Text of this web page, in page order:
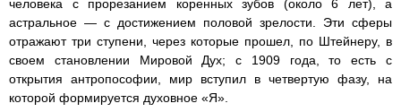
человека с прорезанием коренных зубов (около 6 лет), а
астральное — с достижением половой зрелости. Эти сферы
отражают три ступени, через которые прошел, по Штейнеру, в
своем становлении Мировой Дух; с 1909 года, то есть с
открытия антропософии, мир вступил в четвертую фазу, на
которой формируется духовное «Я».